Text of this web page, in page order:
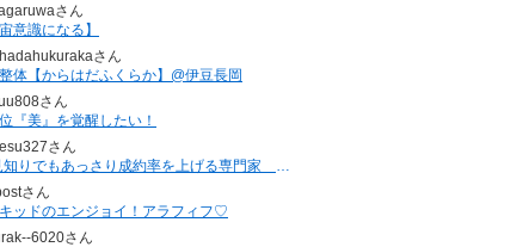
さん
宙意識になる】
さん
体【からはだふくらか】@伊豆長岡
さん
『美』を覚醒したい！
さん
”人見知りでもあっさり成約率を上げる専門家 ジュンジ”のブログ
さん
ッドのエンジョイ！アラフィフ♡
6020さん